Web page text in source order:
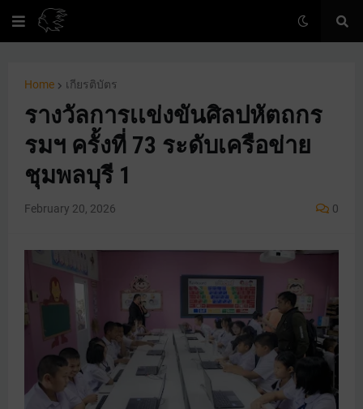
Home เกียรติบัตร
รางวัลการเเข่งขันศิลปหัตถกร
รมฯ ครั้งที่ 73 ระดับเครือข่าย
ชุมพลบุรี 1
February 20, 2026 0